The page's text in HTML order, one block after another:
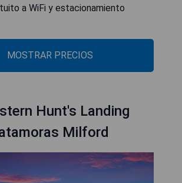
a WiFi y estacionamiento
MOSTRAR PRECIOS
Hunt's Landing
Milford